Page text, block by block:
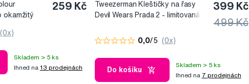
okamžitý
259 Kč
(0x)
Skladem > 5 ks
Ihned na 13 prodejnách
Tweezerman Kleštičky na řasy
Devil Wears Prada 2 - limitovaná
399 Kč
499 Kč
0,0/5 (0x)
Do košíku
Skladem > 5 ks
Ihned na 7 prodejnách